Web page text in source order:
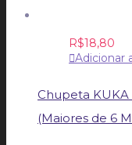
R$18,80
Adicionar
Chupeta KUKA
(Maiores de 6